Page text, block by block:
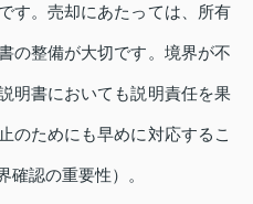
す。売却にあたっては、所有
の整備が大切です。境界が不
明書においても説明責任を果
のためにも早めに対応するこ
確認の重要性）。